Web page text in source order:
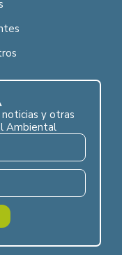
noticias y otras
Ambiental